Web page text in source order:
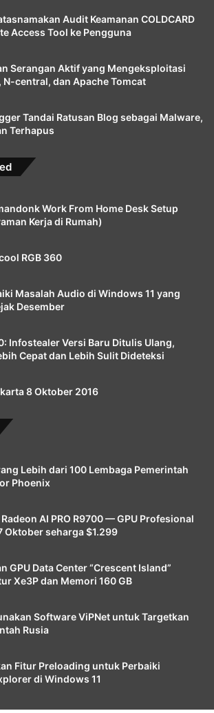
Audit Keamanan COLDCARD
Access Tool ke Pengguna
Serangan Aktif yang Mengeksploitasi
N-central, dan Apache Tomcat
Tandai Ratusan Blog sebagai Malware,
Terhapus
Work From Home Desk Setup
Kerja di Rumah)
RGB 360
Masalah Audio di Windows 11 yang
Desember
Infostealer Versi Baru Ditulis Ulang,
Cepat dan Lebih Sulit Dideteksi
8 Oktober 2016
Lebih dari 100 Lembaga Pemerintah
Phoenix
AI PRO R9700 — GPU Profesional
Oktober seharga $1.299
GPU Data Center “Crescent Island”
Xe3P dan Memori 160 GB
Software ViPNet untuk Targetkan
Rusia
Fitur Preloading untuk Perbaiki
di Windows 11